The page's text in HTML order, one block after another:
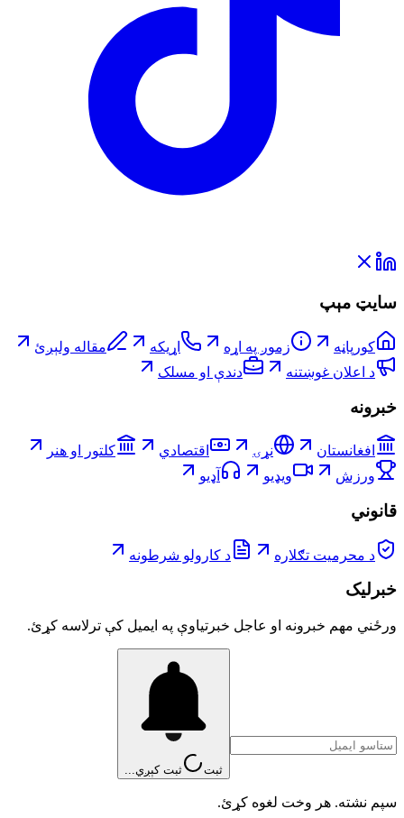
سایټ مېپ
کورپاڼه زموږ په اړه اړیکه
مقاله ولېږئ
د اعلان غوښتنه
دندې او مسلک
خبرونه
افغانستان نړۍ اقتصادي
کلتور او هنر
ورزش
ویډیو آډیو
قانوني
د محرمیت تګلاره د کارولو شرطونه
خبرلیک
ورځني مهم خبرونه او عاجل خبرتیاوې په ایمیل کې ترلاسه کړئ.
ثبت ثبت کېږي...
سپم نشته. هر وخت لغوه کړئ.